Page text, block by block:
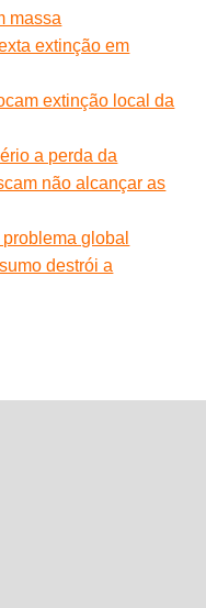
massa
extinção em
extinção local da
a perda da
não alcançar as
global
destrói a